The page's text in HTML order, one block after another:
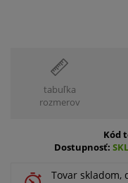
tabuľka
rozmerov
Kód
Dostupnosť:
Tovar skladom,